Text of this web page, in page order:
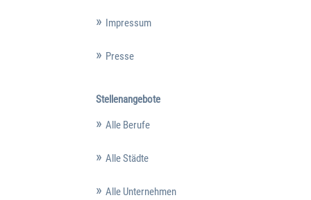
Impressum
Presse
Stellenangebote
Alle Berufe
Alle Städte
Alle Unternehmen